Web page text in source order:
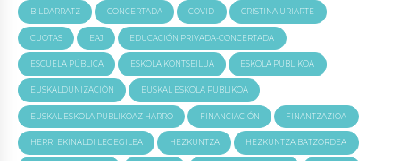
BILDARRATZ CONCERTADA COVID CRISTINA URIARTE
CUOTAS EAJ EDUCACIÓN PRIVADA-CONCERTADA
ESCUELA PÚBLICA ESKOLA KONTSEILUA ESKOLA PUBLIKOA
EUSKALDUNIZACIÓN EUSKAL ESKOLA PUBLIKOA
EUSKAL ESKOLA PUBLIKOAZ HARRO FINANCIACIÓN FINANTZAZIOA
HERRI EKINALDI LEGEGILEA HEZKUNTZA HEZKUNTZA BATZORDEA